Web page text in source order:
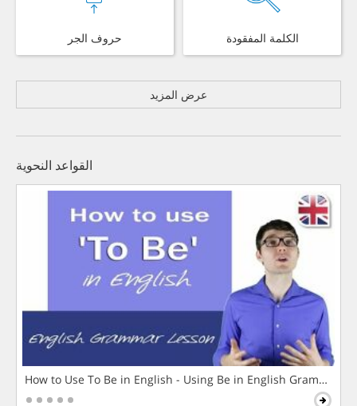
حروف الجر الكلمة المفقودة
عرض المزيد
القواعد النحوية
How to Use To Be in English - Using Be in English Grammar